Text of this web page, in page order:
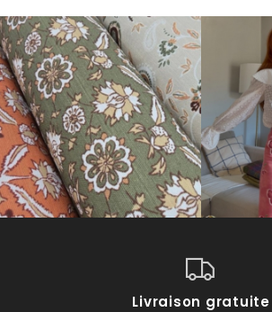
Livraison gratuite